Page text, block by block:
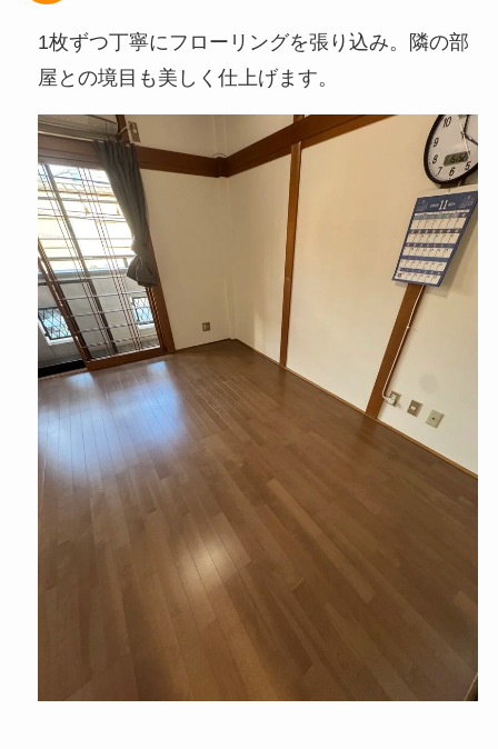
1枚ずつ丁寧にフローリングを張り込み。隣の部
屋との境目も美しく仕上げます。